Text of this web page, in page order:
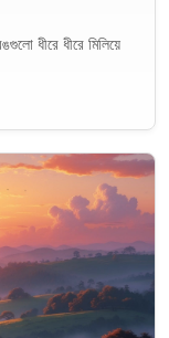
ধীরে ধীরে মিলিয়ে